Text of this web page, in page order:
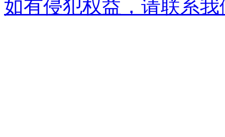
如有侵犯权益，请联系